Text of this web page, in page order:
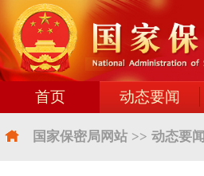
首页 动态要闻
国家保密局网站 >> 动态要闻